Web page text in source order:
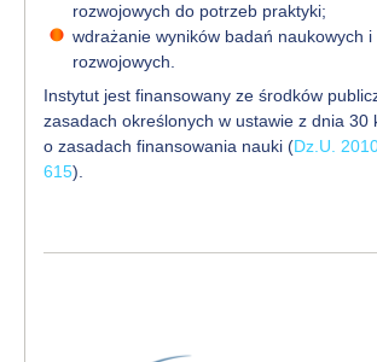
rozwojowych do potrzeb praktyki;
wdrażanie wyników badań naukowych i
rozwojowych.
Instytut jest finansowany ze środków
zasadach określonych w ustawie z dnia 30
o zasadach finansowania nauki (Dz.U.
615).